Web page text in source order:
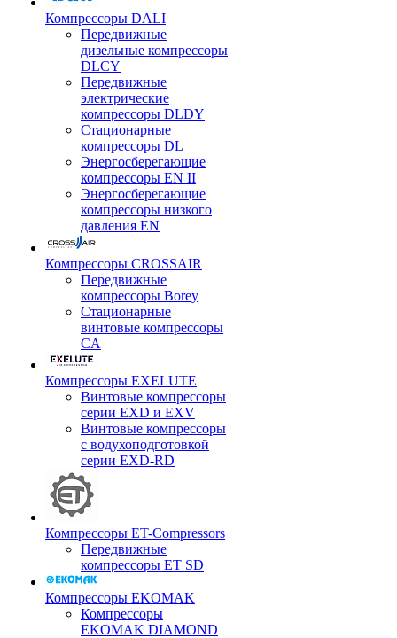
Компрессоры DALI
Передвижные
дизельные компрессоры
DLCY
Передвижные
электрические
компрессоры DLDY
Стационарные
компрессоры DL
Энергосберегающие
компрессоры EN II
Энергосберегающие
компрессоры низкого
давления EN
Компрессоры CROSSAIR
Передвижные
компрессоры Borey
Стационарные
винтовые компрессоры
CA
Компрессоры EXELUTE
Винтовые компрессоры
серии EXD и EXV
Винтовые компрессоры
с водухоподготовкой
серии EXD-RD
Компрессоры ET-Compressors
Передвижные
компрессоры ET SD
Компрессоры EKOMAK
Компрессоры
EKOMAK DIAMOND